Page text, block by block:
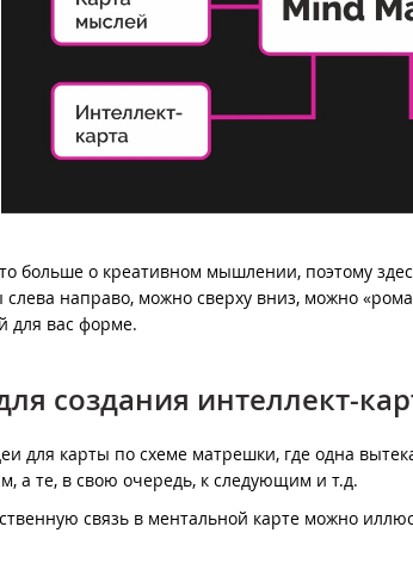
больше о креативном мышлении, поэтому
направо, можно сверху вниз, можно
для вас форме.
создания интеллект-
для карты по схеме матрешки, где одна
а те, в свою очередь, к следующим и т.д.
связь в ментальной карте можно